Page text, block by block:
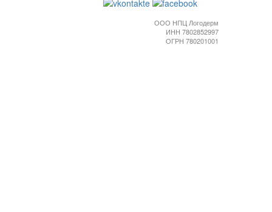
ООО НПЦ Логодерм
ИНН 7802852997
ОГРН 780201001